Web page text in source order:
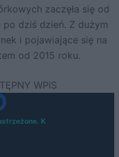
zaczęła się od
dziś dzień. Z dużym
i pojawiające się na
od 2015 roku.
K